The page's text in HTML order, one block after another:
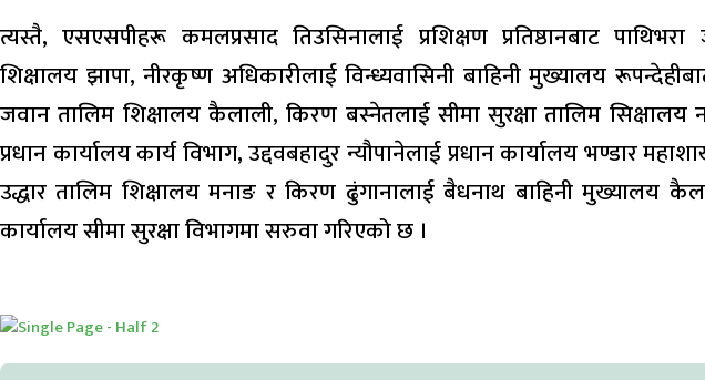
त्यस्तै, एसएसपीहरू कमलप्रसाद तिउसिनालाई प्रशिक्षण प्रतिष्ठानबाट
शिक्षालय झापा, नीरकृष्ण अधिकारीलाई विन्ध्यवासिनी बाहिनी मुख्यालय
जवान तालिम शिक्षालय कैलाली, किरण बस्नेतलाई सीमा सुरक्षा तालिम सिक्षालय
प्रधान कार्यालय कार्य विभाग, उद्दवबहादुर न्यौपानेलाई प्रधान कार्यालय भण्डार
उद्धार तालिम शिक्षालय मनाङ र किरण ढुंगानालाई बैधनाथ बाहिनी मुख्यालय
कार्यालय सीमा सुरक्षा विभागमा सरुवा गरिएको छ ।